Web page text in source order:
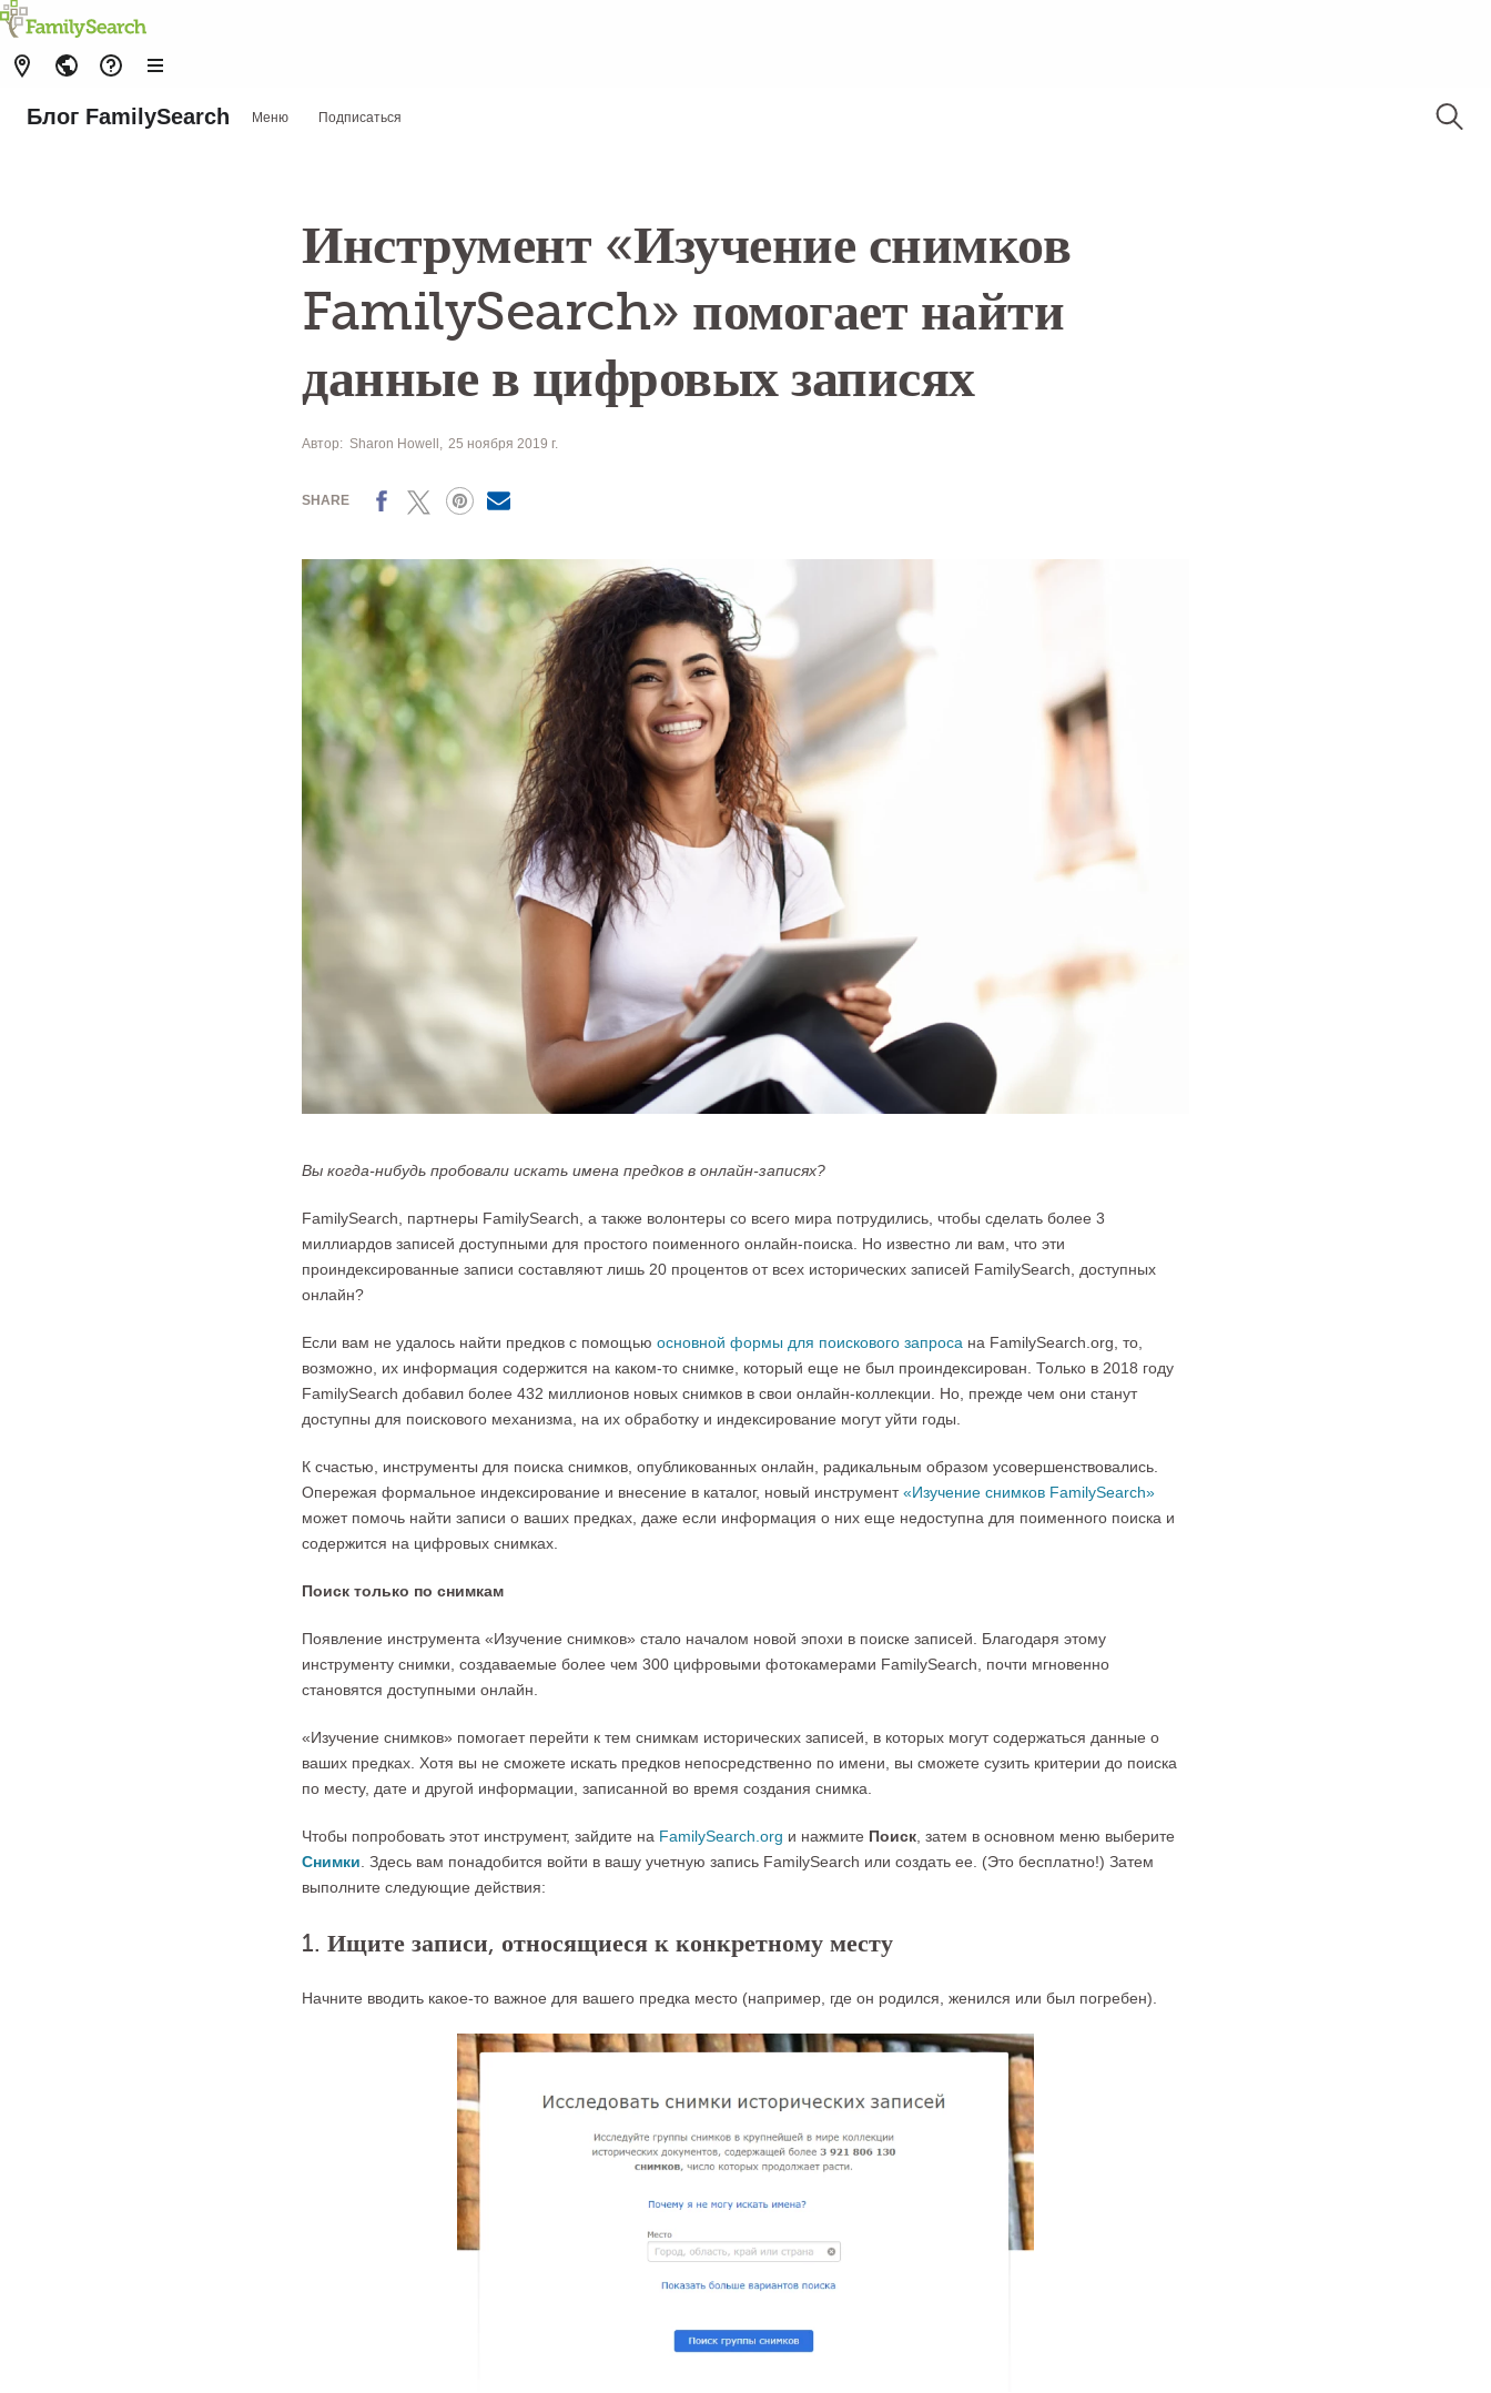
Блог FamilySearch Меню Подписаться
Инструмент «Изучение снимков
FamilySearch» помогает найти
данные в цифровых записях
Автор: Sharon Howell 25 ноября 2019 г.
SHARE
Вы когда-нибудь пробовали искать имена предков в онлайн-записях?
FamilySearch, партнеры FamilySearch, а также волонтеры со всего мира потрудились, чтобы сделать более 3
миллиардов записей доступными для простого поименного онлайн-поиска. Но известно ли вам, что эти
проиндексированные записи составляют лишь 20 процентов от всех исторических записей FamilySearch, доступных
онлайн?
Если вам не удалось найти предков с помощью основной формы для поискового запроса на FamilySearch.org, то,
возможно, их информация содержится на каком-то снимке, который еще не был проиндексирован. Только в 2018 году
FamilySearch добавил более 432 миллионов новых снимков в свои онлайн-коллекции. Но, прежде чем они станут
доступны для поискового механизма, на их обработку и индексирование могут уйти годы.
К счастью, инструменты для поиска снимков, опубликованных онлайн, радикальным образом усовершенствовались.
Опережая формальное индексирование и внесение в каталог, новый инструмент«Изучение снимков FamilySearch»
может помочь найти записи о ваших предках, даже если информация о них еще недоступна для поименного поиска и
содержится на цифровых снимках.
Поиск только по снимкам
Появление инструмента «Изучение снимков» стало началом новой эпохи в поиске записей. Благодаря этому
инструменту снимки, создаваемые более чем 300 цифровыми фотокамерами FamilySearch, почти мгновенно
становятся доступными онлайн.
«Изучение снимков» помогает перейти к тем снимкам исторических записей, в которых могут содержаться данные о
ваших предках. Хотя вы не сможете искать предков непосредственно по имени, вы сможете сузить критерии до поиска
по месту, дате и другой информации, записанной во время создания снимка.
Чтобы попробовать этот инструмент, зайдите на FamilySearch.org и нажмите Поиск , затем в основном меню выберите
Снимки . Здесь вам понадобится войти в вашу учетную запись FamilySearch или создать ее. (Это бесплатно!) Затем
выполните следующие действия:
1. Ищите записи, относящиеся к конкретному месту
Начните вводить какое-то важное для вашего предка место (например, где он родился, женился или был погребен).